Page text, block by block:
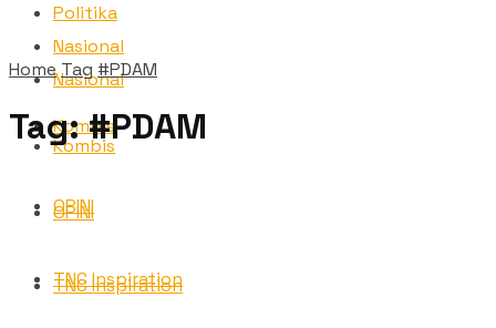
Nasional
Kombis
OPINI
TNC Inspiration
Politika
Nasional
Kombis
OPINI
TNC Inspiration
HomeTag #PDAM
Tag:#PDAM